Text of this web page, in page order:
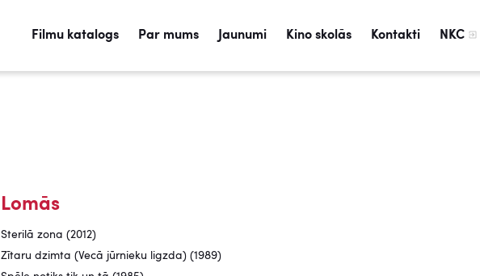
Filmu katalogs Par mums Jaunumi Kino skolās Kontakti NKC
Lomās
Sterilā zona (2012)
Zītaru dzimta (Vecā jūrnieku ligzda) (1989)